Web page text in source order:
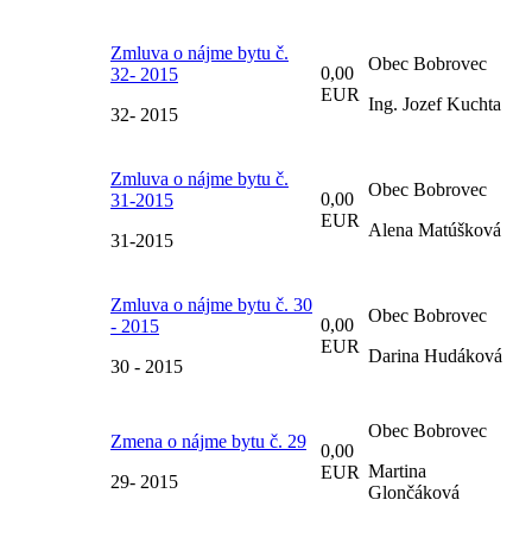
Zmluva o nájme bytu č.
32- 2015
32- 2015
0,00
EUR
Obec Bobrovec
Ing. Jozef Kuchta
Zmluva o nájme bytu č.
31-2015
31-2015
0,00
EUR
Obec Bobrovec
Alena Matúšková
Zmluva o nájme bytu č. 30
- 2015
30 - 2015
0,00
EUR
Obec Bobrovec
Darina Hudáková
Zmena o nájme bytu č. 29
29- 2015
0,00
EUR
Obec Bobrovec
Martina
Glončáková